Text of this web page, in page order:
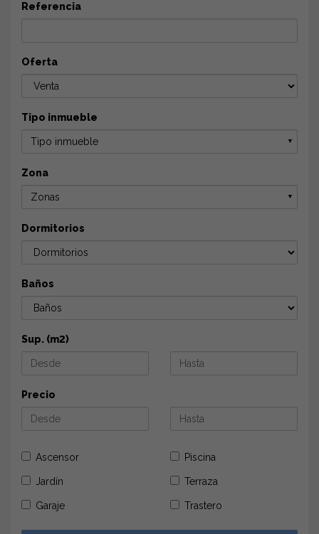
Referencia
Oferta
Tipo inmueble
Tipo inmueble ▼
Zona
Zonas ▼
Dormitorios
Baños
Sup. (m2)
Precio
Ascensor Piscina
Jardín Terraza
Garaje Trastero